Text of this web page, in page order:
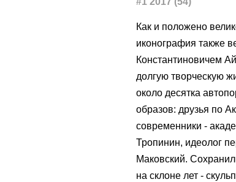
Как и положено
иконография также
Константиновичем
долгую творческую
около десятка
образов: друзья по
современники -
Тропинин, идеолог
Маковский.
на склоне лет -